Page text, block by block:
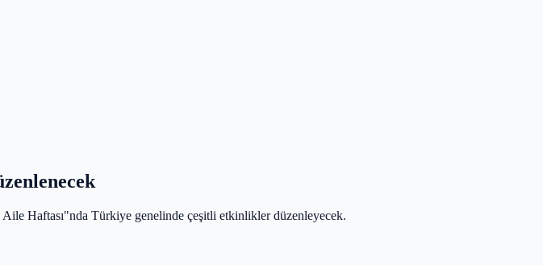
Haftası"nda Türkiye genelinde çeşitli etkinlikler düzenleyecek.